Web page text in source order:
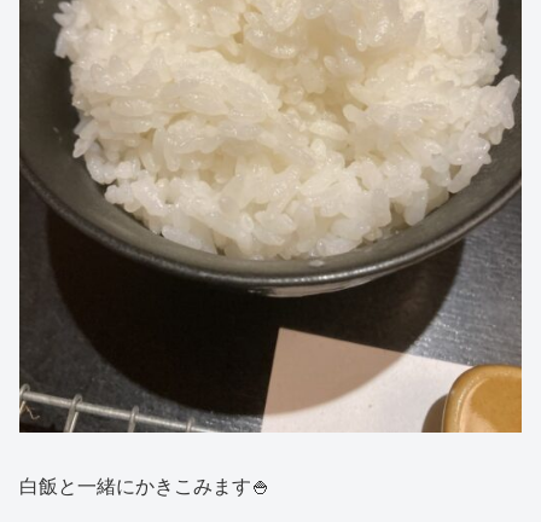
白飯と一緒にかきこみます🍚